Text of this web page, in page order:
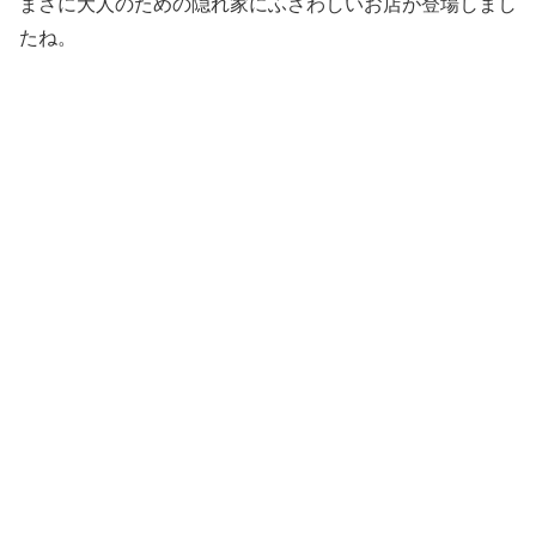
まさに大人のための隠れ家にふさわしいお店が登場しまし
たね。